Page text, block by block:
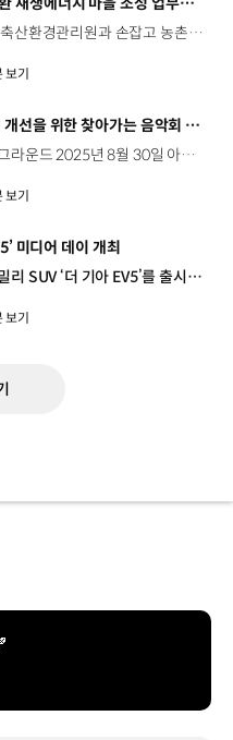
기아가 홍성군 및 축산환경관리원과 손잡고 농촌자원순환 재생에너지 마을 조성을 위한 업무협약을 체결했습니다. 이번 업무협약은 온실가스의 주요 배출원 중 하나인 가축분뇨 문제를 해결하고, 농촌 지역의 에너지 자립을 돕기 위한 것인데요. 기아는 향후 3년에 걸쳐 홍성군 내 가축분뇨 바이오가스 처리 시설의 용량을 증설하고, 농산물 건조장 설치 등을 지원합니다. 또한, 재생에너지에 기반한 마을 인프라 조성과 온실가스 감축 방법론 개발 등을 위한 협력을 지속할 예정입니다.
보기
기아, 다문화 인식 개선을 위한 찾아가는 음악회 개최
기아 언플러그드 그라운드 2025년 8월 30일 아름다운 선율과 함께 찾아온 기아 ‘하모니움(Harmonium)’의 새 프로젝트 ‘음악으로 하나 되는 우리: 하모니움 x 런피아노’ 개최 하모니움(Harmonium) 다문화에 대한 사회적 인식을 개선하고 미래세대의 성장을 지원하는 기아의 사회공헌 사업 이덕현 상무 / 기아 지속가능경영실다양한 문화적 배경을 가지신 분들이 사회 각계에서 많은 활동을 하고 계시고 국민들이 이들에 대한 다양성, 포용성을 인정하는 것이 가장 중요하다고 생각을 하게 되었고요. 이런 것들을 널리 알리기 위해서 오늘 음악회를 준비하게 되었습니다. 세계적인 피아니스트 박종화 교수의 프로젝트 팀 ‘런피아노’와 협업 국경과 언어를 뛰어넘는 음악으로 다문화에 대한 인식 개선 및 공감대 형성 공간을 가득 채운 안토니오 비발디의 ‘사계’와 아스트로 피아졸라의 ‘부에노스 아이레스의 사계’ 같은 주제이면서도, 다른 분위기의 곡을 통해 서로를 이해하고 공감하는 시간 박종화 교수 / 프로젝트 팀 ‘런 피아노’ (두 곡은) 만든 시대와 문화적 배경이 달라서 전혀 다른 빛깔로 다가옵니다. 바로 이 차이가 이번 공연의 주제와도 맞닿아 있는 것 같습니다 클래식 연주와 함께 관객들과의 직접 소통까지! 음악으로 잇는 우리의 다양한 하모니 알리사 관람객(결혼이민자) / 독일제 생각에는 아직도 (대한민국이) '다문화' 라고 할 수는 없을 것 같습니다. 왜냐하면 많은 사람들이 아직 ‘이 사람은 외국인이다’로 보고 다른 점을 찾는 느낌이 듭니다. 앞으로는 많은 사람들이 외국인도 따뜻한 마음으로 받아들이면 좋을 것 같아요. 찾아가는 음악회 12월까지 매달 한 번씩, 전국의 새로운 장소에서 개최 예정 “다양한 문화가 공존하는 건강한 사회를 위한 아름다운 선율”
보기
미디어 데이 개최
기아가 전동화 패밀리 SUV ‘더 기아 EV5’를 출시하고 지난 4일부터 계약을 시작했습니다. 출시에 앞서, ‘더 기아 EV5’를 공개하는 미디어 데이를 진행했는데요. 박은결 리포터, 자세한 소식 전해주시죠. 네, 지난 7월, 내∙외장 디자인 공개로 관심을 모았던 ‘더 기아 EV5’가 미디어 데이를 통해 실물을 드러냈습니다. ‘더 기아 EV5'는 준중형급 전용 전기차에 정통 SUV 바디타입을 최초로 탑재한 모델인데요. 미디어 데이 현장, 함께 보시죠! 기아가 지난 2일, 서울 삼성동의 ‘프로젝트 스페이스 라인’에서 개최한 미디어 데이에는, 국내 기자단과 인플루언서 등 180여개 팀이 참석했습니다. 정원정 부사장 / 기아 국내사업본부 오늘 여러분께 선보이는 EV5는 기아의 다섯 번째 전용 전기차로 기아 전동화 라인업의 핵심 퍼즐을 완성하는 특별한 모델입니다. 그동안 전기차 시장에서 아쉬웠던 중형급 정통 SUV의 공백을 채우며 국내 EV 대중화 시대에 새로운 표준을 제시할 것입니다. 기아는 이번 행사에서 개발 담당자들이 직접 EV5의 내·외장 디자인과 주요 상품성, 신기술 등을 소개하는 시간을 마련해 EV5에 대한 이해를 도왔는데요, 또한, EV5의 형태와 소재의 대비에서 오는 영감을 조형적으로 표현한 전시존을 마련해 ‘더 기아 EV5’를 선보였습니다. EV5의 외장 디자인은 기아의 디자인 철학인 ‘오퍼짓 유나이티드(Opposites United)’를 기반으로 역동적인 실루엣을 강조했습니다. 박재연 책임연구원 / 기아넥스트디자인외장1팀 저희는 EV5를 자동차라는 물리적 경계를 넘어 우리의 삶을 풍요롭게 하고 일상의 동반자를 만들겠다는 목표로 디자인하였습니다. 박은결 리포터 보시는 것처럼 EV5의 전면부는 와이드하고 견고한 스키드 플레이트와 보닛, 수직으로 배열된 LED 헤드램프, 그리고 기아의 패밀리룩 ‘스타맵 시그니처 라이팅’을 적용한 주간주행등(DRL)이 어우러져 강인하면서도 미래지향적인 이미지를 완성했습니다. 측면부는 박시한 실루엣의 테일게이트와 D필러를 통해 여유로운 후석 공간감과 넓은 러기지 공간을 시각적으로 구현했고, 후면부는 수직, 수평으로 길게 뻗은 리어콤비 램프와 깔끔하고 넓은 테일게이트 디자인으로 SUV의 세련되고 강인한 느낌을 살렸습니다. 박은결 리포터 함께 전시된 EV5 GT-라인은 대각선 형상의 전면부 하단 그릴 패턴, 전용 19인치 알로이 휠 등을 적용해 역동적이고 스포티한 감성을 더욱 강조했습니다. 강인하면서도 세련된 EV5의 첫인상이 정말 매력적인데요. EV5에는 패밀리 라이프스타일을 고려한 디자인과 성능도 대거 탑재됐죠? 기아는 가족 단위 고객들에게 차별화된 선택지를 제공하기 위해 EV5에 동급 최고 수준의 안전, 편의사양과 공간 활용성 등 세심한 배려들을 차량에 반영했습니다. EV5는 1, 2열 탑승자 모두 편안함과 즐거움을 느낄 수 있는 넓고 실용적인 실내 공간을 구현했는데요. 트레이를 슬라이딩 방식으로 여닫을 수 있는 ‘확장형 센터콘솔’과 1열 시트 후면부 ‘시트백 테이블’, 2열 ‘풀플랫 시트’ 등 다양한 편의사양이 적용됐습니다. 손용준 팀장 / 기아 국내상품1팀 EV5는 정통 SUV 바디 타입 기반의 뛰어난 공간 활용성과 가족을 위한 안전, 편의 신기술을 갖춘 패밀리 SUV EV로 기아 신규 사운드, 펫 모드 및 다양한 FoD 서비스를 통해 이전에 없던 새로운 경험을 제공할 예정입니다. 박은결 리포터제가 한번 2열에 탑승해 봤는데요. 기존 준중형 전기차 대비 여유로운 실내 공간이 느껴집니다. 특히 2열 레그룸은 1,041mm로 동급 최고 수준의 넓고 편안한 후석 공간을 제공합니다. EV5는 러기지 공간도 965리터로 여유로운데요, 러기지 보드를 더해 수납 편의성을 확보하고, 측면에는 수납공간, 소품 걸이 등을 장착할 수 있는 ‘기아 애드기어(AddGear)’를 적용해 활용성을 높였습니다. EV5는 81.4kWh의 NCM 배터리를 탑재하고 160kW급 전륜구동 모터와 후륜 멀티링크 서스펜션을 갖췄으며, 1회 충전 시 460km 주행이 가능합니다. 10%에서 80%까지 충전하는데 약 30분이 걸려 장거리 이동 시에도 편리한 충전 환경을 제공합니다. 특히, EV5는 ‘가속 제한 보조’와 ‘페달 오조작 안전 보조’ 등 첨단 운전자 보조 시스템을 탑재해 고객들의 안전한 이동까지 배려했습니다. 김진욱 책임연구원 / 현대자동차·기아 차량제어개발1팀‘페달 오조작 안전 보조 2.0’ 기능은 운전자가 가속 페달을 브레이크 페달로 착각해 급조작하는 경우 가속 제한 및 제동 제어를 하는 기능입니다. 기아는 지속적으로 안전에 대한 선제적 대응을 해 나갈 계획이며, 안심하고 운전할 수 있는 환경을 조성하고자 노력하겠습니다. 탑승객을 위한 EV5의 섬세한 배려는 디스플레이 테마와 사운드에서도 드러납니다. 박은결 리포터 여기 ‘스트림덱’을 터치하면 도어 잠금해제, 시동 버튼 등 EV5에 새롭게 적용된 작동음을 들어볼 수 있습니다. (소리 들어보고) 이 작동음들은 기아 브랜드 핵심 속성 중 하나인 ‘대담함(Bold)’을 주제로 디자인된 '볼드 모션 심포니'인데요. 주행의 즐거움 뿐만 아니라 감성적인 청각 경험까지 느낄 수 있습니다. EV5는 신규 사운드와 일원화된 GUI 디자인 등을 통해 운전자와 감성적 교감을 높이고자 했는데요. 운전자의 시선이 가장 많이 머무는 인포테인먼트 시스템 디스플레이, 클러스터 등에 3D 그래픽을 적용해 시각적인 깊이감을 더하고 고급감을 높였습니다. 박은결 리포터 기아는 EV5에 디즈니 캐릭터를 활용한 디스플레이 테마 디자인을 적용했는데요. 기아 커넥트 스토어를 통해 클러스터, 인포테인먼트 홈카드 등에 캐릭터를 적용할 수 있습니다. 향후 픽사, 스타워즈 등과도 협업해 색다른 즐거움을 선사할 예정입니다. 넓은 공간과 안전, 편의 사양까지 두루 갖춰 패밀리 SUV로 고객들에게 인기가 많을 것 같은데요, 이번 행사에서는 EV5의 활용성을 보여주는 다양한 전시도 마련됐죠? 네, 기아는 EV5와 함께하는 가족의 에너지 넘치는 일상을 전시 공간으로 준비했습니다. 행사장 2층에 마련된 전시 공간은 총 3개의 테마로 나눠 구성됐습니다. 먼저, ‘편안한 동행’ 존에서는 반려 동물과 함께 편안하게 차량을 이용할 수 있는 ‘펫(Pet) 모드’를 만나볼 수 있는데요. 반려동물을 차에 두고 내렸을 때 스마트폰 앱으로 차량 내 적정 온도를 유지하고, 버튼 작동을 막을 수 있어 안심할 수 있습니다. 박은결 리포터‘가을 캠핑’ 존에는 2열 풀플랫 시트를 러기지 부분과 연결한 ‘차박’ 세팅으로 아웃도어에서의 활용성을 강조했습니다. ‘즐거운 여행길’ 존은 목적지를 향해 즐거움을 싣고 달리는 콘셉트의 EV5가 전시됐는데요, EV5를 통해 일상과 아웃도어 모두에서 가족들이 함께 행복한 차량 경험을 할 것으로 기대됩니다. 다양한 안전, 편의사양과 활용성을 두루 갖춘 EV5의 활약이 벌써부터 기대됩니다. 네, 기아는 가족의 일상을 담은 콘셉트의 광고 캠페인과 FB 브랜드 ‘파이브 가이즈’와의 협업 프로그램, 다양한 차량 전시 등 고객들이 EV5를 보다 빨리 만나볼 수 있도록 다양한 이벤트를 준비하고 있습니다. ‘더 기아 EV5’가 전기차 대중화를 선도하는 대표 모델로 자리매김하길 기대하겠습니다. 오늘 소식 전해주셔서 고맙습니다.
보기